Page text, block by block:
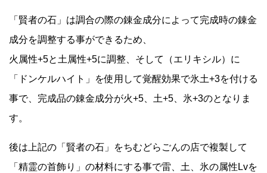
「賢者の石」は調合の際の錬金成分によって完成時の錬金
成分を調整する事ができるため、
火属性+5と土属性+5に調整、そして（エリキシル）に
「ドンケルハイト」を使用して覚醒効果で氷土+3を付ける
事で、完成品の錬金成分が火+5、土+5、氷+3のとなりま
す。
後は上記の「賢者の石」をちむどらごんの店で複製して
「精霊の首飾り」の材料にする事で雷、土、氷の属性Lvを